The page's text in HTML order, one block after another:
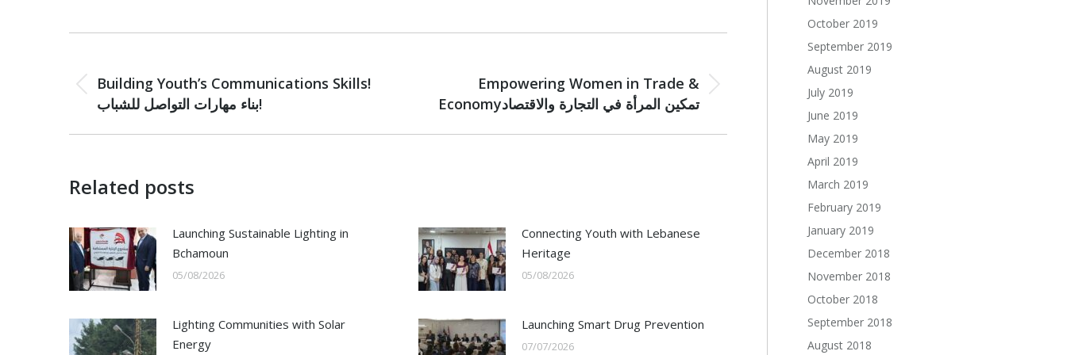
navigation
Previous
post:
Building Youth’s Communications Skills!
بناء مهارات التواصل للشباب!
post:
Empowering Women in Trade &
Economyتمكين المرأة في التجارة والاقتصاد
Related posts
Launching Sustainable Lighting in
Bchamoun
05/08/2026
Connecting Youth with Lebanese
Heritage
05/08/2026
Lighting Communities with Solar
Energy
Launching Smart Drug Prevention
07/07/2026
October 2019
September 2019
August 2019
July 2019
June 2019
May 2019
April 2019
March 2019
February 2019
January 2019
December 2018
November 2018
October 2018
September 2018
August 2018